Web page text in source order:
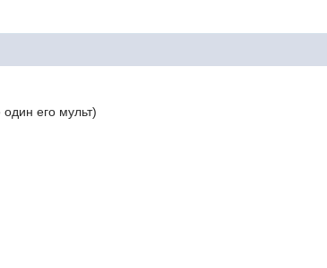
его мульт)